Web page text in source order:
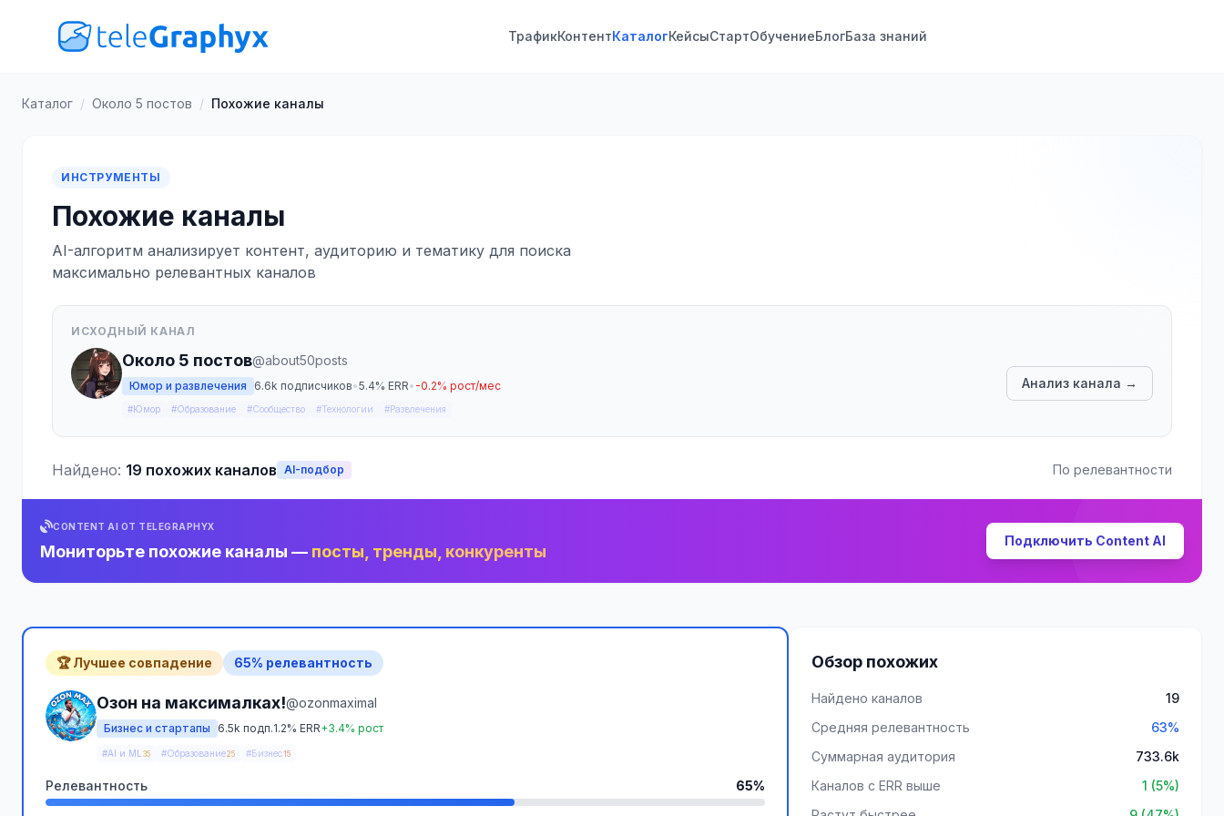
ТрафикКонтентКаталогКейсыСтартОбучениеБлогБаза знаний
Каталог / Около 5 постов / Похожие каналы
ИНСТРУМЕНТЫ
Похожие каналы
AI-алгоритм анализирует контент, аудиторию и тематику для поиска
максимально релевантных каналов
ИСХОДНЫЙ КАНАЛ
Около 5 постов@about50posts
Юмор и развлечения 6.6k подписчиков•5.4% ERR• -0.2% рост/мес
#Юмор #Образование #Сообщество #Технологии #Развлечения
Анализ канала →
Найдено: 19 похожих каналов AI-подбор По релевантности
CONTENT AI ОТ TELEGRAPHYX
Мониторьте похожие каналы — посты, тренды, конкуренты
Подключить Content AI
🏆 Лучшее совпадение 65% релевантность
Озон на максималках!@ozonmaximal
Бизнес и стартапы 6.5k подп.1.2% ERR+3.4% рост
#AI и ML 35 #Образование25 #Бизнес15
Релевантность 65%
Обзор похожих
Найдено каналов
19
Средняя релевантность
63%
Суммарная аудитория
733.6k
Каналов с ERR выше
1 (5%)